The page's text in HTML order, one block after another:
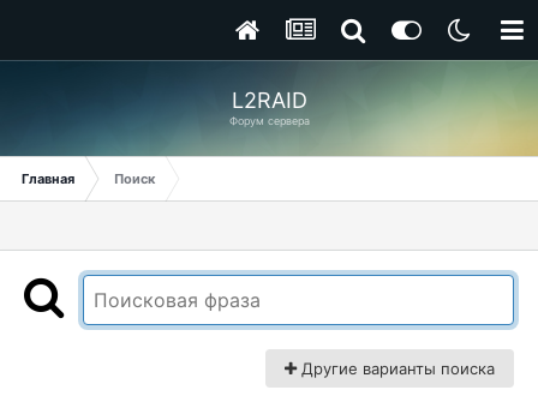
L2RAID
Форум сервера
Главная Поиск
Другие варианты поиска